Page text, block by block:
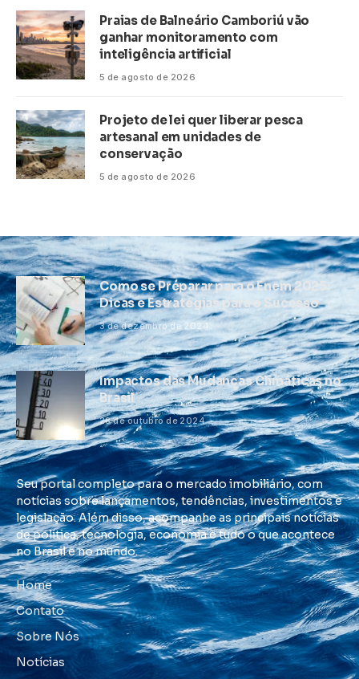
Praias de Balneário Camboriú vão
ganhar monitoramento com
inteligência artificial
5 de agosto de 2026
Projeto de lei quer liberar pesca
artesanal em unidades de
conservação
5 de agosto de 2026
Como se Preparar para o Enem 2025:
Dicas e Estratégias para o Sucesso
3 de dezembro de 2024
Impactos das Mudanças Climáticas no
Brasil
28 de outubro de 2024
Seu portal completo para o mercado imobiliário, com
notícias sobre lançamentos, tendências, investimentos e
legislação. Além disso, acompanhe as principais notícias
de política, tecnologia, economia e tudo o que acontece
no Brasil e no mundo.
Home
Contato
Sobre Nós
Notícias